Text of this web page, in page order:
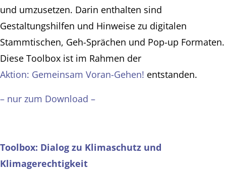
und umzusetzen. Darin enthalten sind
Gestaltungshilfen und Hinweise zu digitalen
Stammtischen, Geh-Sprächen und Pop-up Formaten.
Diese Toolbox ist im Rahmen der
Aktion: Gemeinsam Voran-Gehen! entstanden.
– nur zum Download –
Toolbox: Dialog zu Klimaschutz und
Klimagerechtigkeit